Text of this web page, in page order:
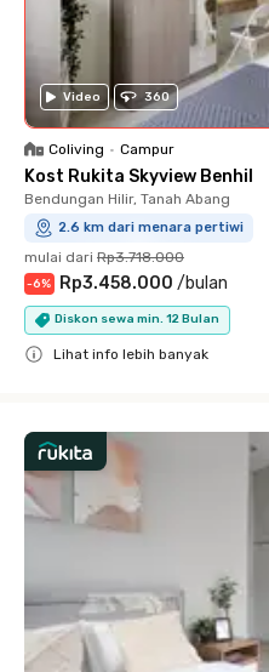
Video 360
Coliving • Campur
Kost Rukita Skyview Benhil
Bendungan Hilir, Tanah Abang
2.6 km dari menara pertiwi
mulai dari Rp3.718.000
-6% Rp3.458.000 /bulan
Diskon sewa min. 12 Bulan
Lihat info lebih banyak